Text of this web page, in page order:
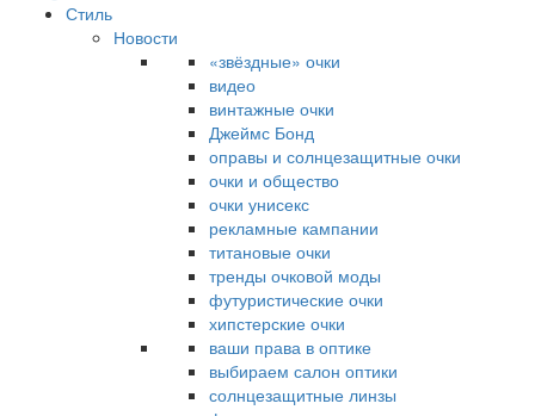
Стиль
Новости
«звёздные» очки
видео
винтажные очки
Джеймс Бонд
оправы и солнцезащитные очки
очки и общество
очки унисекс
рекламные кампании
титановые очки
тренды очковой моды
футуристические очки
хипстерские очки
ваши права в оптике
выбираем салон оптики
солнцезащитные линзы